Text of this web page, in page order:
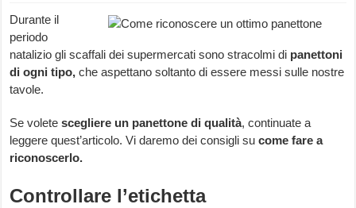
Durante il
periodo
natalizio gli scaffali dei supermercati sono stracolmi di panettoni
di ogni tipo, che aspettano soltanto di essere messi sulle nostre
tavole.
Se voletescegliere un panettone di qualità, continuate a
leggere quest’articolo. Vi daremo dei consigli sucome fare a
riconoscerlo.
Controllare l’etichetta